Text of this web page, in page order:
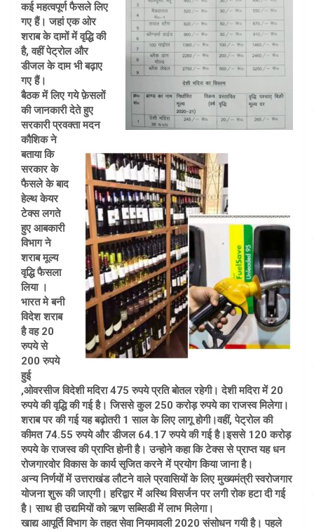
कई महत्वपूर्ण फैसले लिए
गए हैं। जहां एक ओर
शराब के दामों में वृद्धि की
है, वहीं पेट्रोल और
डीजल के दाम भी बढ़ाए
गए हैं।
बैठक में लिए गये फ़ेसलों
की जानकारी देते हुए
सरकारी प्रवक्ता मदन
कौशिक ने
बताया कि
सरकार के
फैसले के बाद
हेल्थ केयर
टेक्स लगते
हुए आबकारी
विभाग ने
शराब मूल्य
वृद्धि फैसला
लिया ।
भारत मे बनी
विदेश शराब
है वह 20
रुपये से
200 रुपये
हुई
,ओवरसीज विदेशी मदिरा 475 रुपये प्रति बोतल रहेगी। देशी मदिरा में 20
रुपये की वृद्धि की गई है। जिससे कुल 250 करोड़ रुपये का राजस्व मिलेगा।
शराब पर की गई यह बढ़ोतरी 1 साल के लिए लागू होगी।वहीं, पेट्रोल की
कीमत 74.55 रुपये और डीजल 64.17 रुपये की गई है।इससे 120 करोड़
रुपये के राजस्व की प्राप्ति होनी है। उन्होने कहा कि टेक्स से प्राप्त यह धन
रोजगारवोर विकास के कार्य सृजित करने में प्रयोग किया जाना है।
अन्य निर्णयों में उत्तराखंड लौटने वाले प्रवासियों के लिए मुख्यमंत्री स्वरोजगार
योजना शुरू की जाएगी। हरिद्वार में अस्थि विसर्जन पर लगी रोक हटा दी गई
है। साथ ही उद्यमियों को ऋण सब्सिडी में लाभ मिलेगा।
खाद्य आपूर्ति विभाग के तहत सेवा नियमावली 2020 संसोधन गयी है। पहले